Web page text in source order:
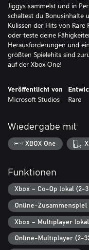
Jiggys sammelst und in
schaltest du Bonusinhalte
Kulissen der Hits von
oder teste deine
Herausforderungen und
größten Spielehits sind
auf der Xbox One!
Veröffentlicht von
Microsoft Studios Rare
Wiedergabe mit
XBOX One
Funktionen
Xbox – Co-Op lokal (2-
Online-Zusammenspiel
Xbox – Multiplayer
Online-Multiplayer (2-